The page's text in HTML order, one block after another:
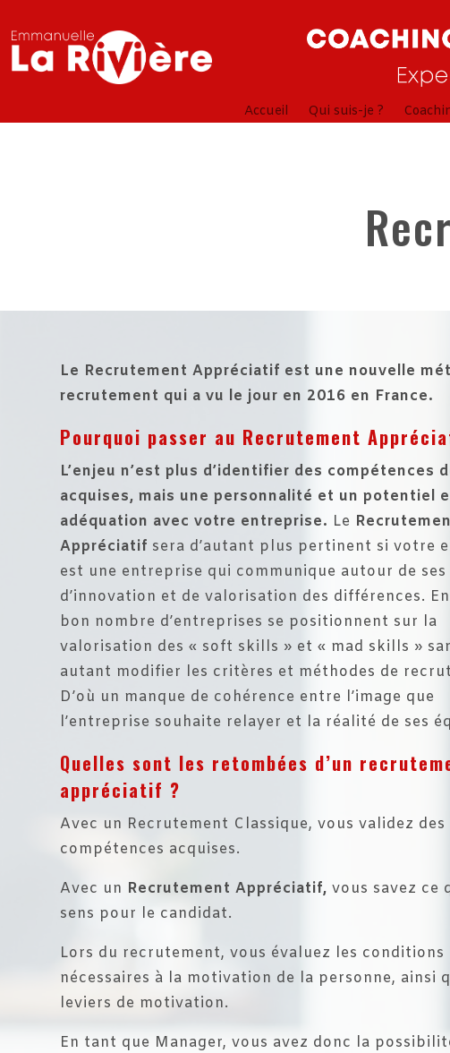
Accueil Qui suis-je ?
Le Recrutement Appréciatif est une nouvelle
recrutement qui a vu le jour en 2016 en France.
Pourquoi passer au Recrutement
L’enjeu n’est plus d’identifier des compétences
acquises, mais une personnalité et un potentiel
adéquation avec votre entreprise. Le
Appréciatif sera d’autant plus pertinent si votre
est une entreprise qui communique autour de ses
d’innovation et de valorisation des différences.
bon nombre d’entreprises se positionnent sur la
valorisation des « soft skills » et « mad skills »
autant modifier les critères et méthodes de
D’où un manque de cohérence entre l’image que
l’entreprise souhaite relayer et la réalité de ses
Quelles sont les retombées d’un
appréciatif ?
Avec un Recrutement Classique, vous validez des
compétences acquises.
Avec un Recrutement Appréciatif, vous savez ce
sens pour le candidat.
Lors du recrutement, vous évaluez les conditions
nécessaires à la motivation de la personne, ainsi
leviers de motivation.
En tant que Manager, vous avez donc la